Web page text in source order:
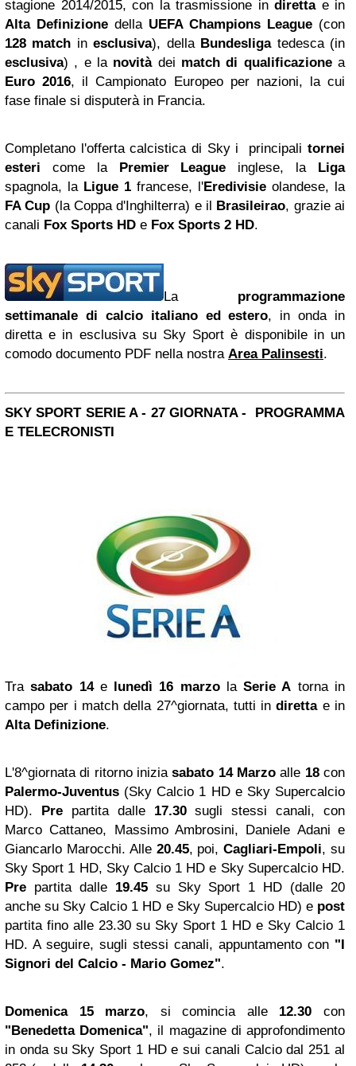
stagione 2014/2015, con la trasmissione in direttae in
Alta Definizionedella UEFA Champions League (con
128 match inesclusiva), della Bundesliga tedesca (in
esclusiva) , e la novitàdei match di qualificazionea
Euro 2016, il Campionato Europeo per nazioni, la cui
fase finale si disputerà in Francia.
Completano l'offerta calcistica di Sky i principali tornei
esteri come la Premier League inglese, la
Liga
spagnola, la Ligue 1 francese, l'Eredivisie olandese, la
FA Cup (la Coppa d'Inghilterra) e il Brasileirao, grazie ai
canali Fox Sports HD e Fox Sports 2 HD.
La programmazione
settimanale di calcio italiano ed estero, in onda in
diretta e in esclusiva su Sky Sport è disponibile in un
comodo documento PDF nella nostra Area Palinsesti.
SKY SPORT SERIE A - 27 GIORNATA - PROGRAMMA
E TELECRONISTI
Trasabato 14elunedì 16 marzolaSerie A torna in
campo per i match della 27^giornata, tutti indirettae in
Alta Definizione.
L'8^giornata di ritorno iniziasabato 14 Marzoalle 18con
Palermo-Juventus (Sky Calcio 1 HD e Sky Supercalcio
HD).
Prepartita dalle 17.30sugli stessi canali, con
Marco Cattaneo, Massimo Ambrosini, Daniele Adani e
Giancarlo Marocchi. Alle 20.45, poi,Cagliari-Empoli, su
Sky Sport 1 HD, Sky Calcio 1 HD e Sky Supercalcio HD.
Pre partita dalle 19.45 su Sky Sport 1 HD (dalle 20
anche su Sky Calcio 1 HD e Sky Supercalcio HD) e post
partita fino alle 23.30 su Sky Sport 1 HD e Sky Calcio 1
HD. A seguire, sugli stessi canali, appuntamento con "I
Signori del Calcio - Mario Gomez".
Domenica 15 marzo, si comincia alle 12.30 con
"Benedetta Domenica", il magazine di approfondimento
in onda su Sky Sport 1 HD e sui canali Calcio dal 251 al